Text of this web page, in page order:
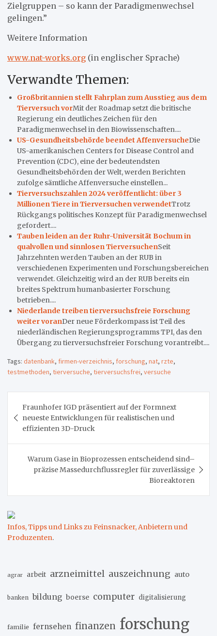
Zielgruppen – so kann der Paradigmenwechsel
gelingen.”
Weitere Information
www.nat-works.org (in englischer Sprache)
Verwandte Themen:
Großbritannien stellt Fahrplan zum Ausstieg aus dem
Tierversuch vorMit der Roadmap setzt die britische
Regierung ein deutliches Zeichen für den
Paradigmenwechsel in den Biowissenschaften....
US-Gesundheitsbehörde beendet AffenversucheDie
US-amerikanischen Centers for Disease Control and
Prevention (CDC), eine der bedeutendsten
Gesundheitsbehörden der Welt, werden Berichten
zufolge sämtliche Affenversuche einstellen...
Tierversuchszahlen 2024 veröffentlicht: über 3
Millionen Tiere in Tierversuchen verwendetTrotz
Rückgangs politisches Konzept für Paradigmenwechsel
gefordert....
Tauben leiden an der Ruhr-Universität Bochum in
qualvollen und sinnlosen TierversuchenSeit
Jahrzehnten werden Tauben an der RUB in
verschiedenen Experimenten und Forschungsbereichen
verwendet. Gleichzeitig wird an der RUB bereits ein
breites Spektrum humanbasierter Forschung
betrieben....
Niederlande treiben tierversuchsfreie Forschung
weiter voranDer neue Förderkompass ist Teil des
niederländischen Regierungsprogramms TPI, das den
Übergang zu tierversuchsfreier Forschung vorantreibt....
Tags: datenbank, firmen-verzeichnis, forschung, nat, rzte,
testmethoden, tierversuche, tierversuchsfrei, versuche
Fraunhofer IGD präsentiert auf der Formnext
neueste Entwicklungen für realistischen und
effizienten 3D-Druck
Warum Gase in Bioprozessen entscheidend sind–
präzise Massedurchflussregler für zuverlässige
Bioreaktoren
Infos, Tipps und Links zu Feinsnacker, Anbietern und
Produzenten.
agrar arbeit arzneimittel auszeichnung auto
banken bildung boerse computer digitalisierung
familie fernsehen finanzen forschung